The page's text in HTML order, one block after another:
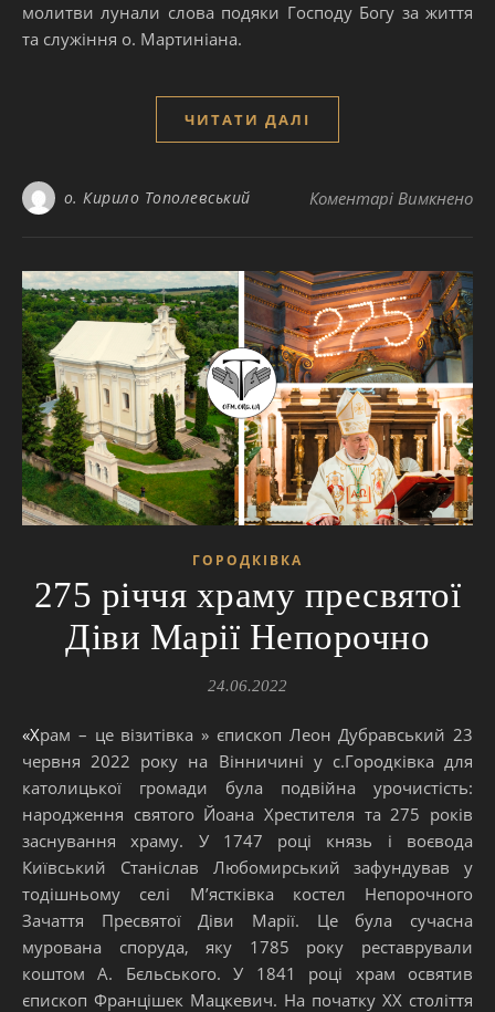
молитви лунали слова подяки Господу Богу за життя
та служіння о. Мартиніана.
ЧИТАТИ ДАЛІ
о. Кирило Тополевський Коментарі Вимкненодо
ГОРОДКІВКА
275 річчя храму пресвятої
Діви Марії Непорочно
24.06.2022
«Храм – це візитівка » єпископ Леон Дубравський 23
червня 2022 року на Вінничині у с.Городківка для
католицької громади була подвійна урочистість:
народження святого Йоана Хрестителя та 275 років
заснування храму. У 1747 році князь і воєвода
Київський Станіслав Любомирський зафундував у
тодішньому селі М’ястківка костел Непорочного
Зачаття Пресвятої Діви Марії. Це була сучасна
мурована споруда, яку 1785 року реставрували
коштом А. Бєльського. У 1841 році храм освятив
єпископ Францішек Мацкевич. На початку ХХ століття